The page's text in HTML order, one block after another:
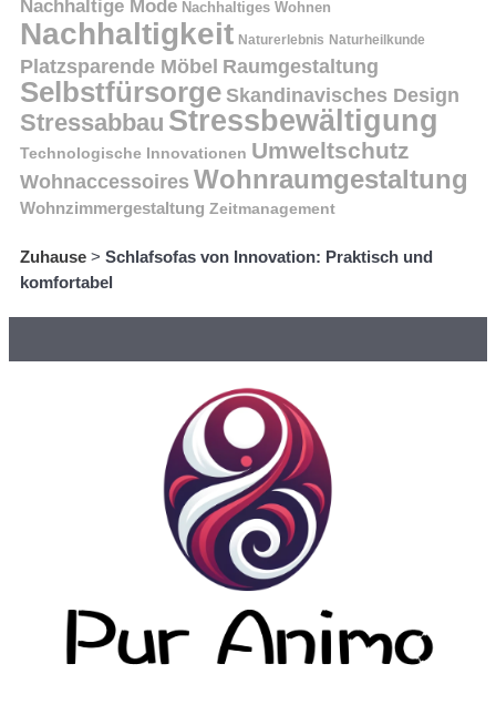
Nachhaltige Mode Nachhaltiges Wohnen
Nachhaltigkeit Naturerlebnis Naturheilkunde
Platzsparende Möbel Raumgestaltung
Selbstfürsorge Skandinavisches Design
Stressabbau Stressbewältigung
Technologische Innovationen Umweltschutz
Wohnaccessoires Wohnraumgestaltung
Wohnzimmergestaltung Zeitmanagement
Zuhause > Schlafsofas von Innovation: Praktisch und
komfortabel